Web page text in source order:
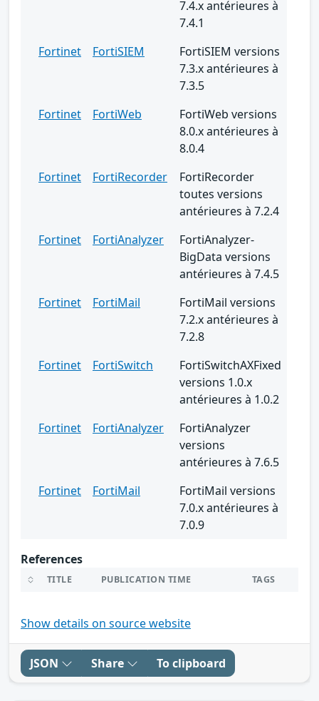
7.4.x antérieures à
7.4.1
Fortinet
FortiSIEM
FortiSIEM versions
7.3.x antérieures à
7.3.5
Fortinet
FortiWeb
FortiWeb versions
8.0.x antérieures à
8.0.4
Fortinet
FortiRecorder
FortiRecorder
toutes versions
antérieures à 7.2.4
Fortinet
FortiAnalyzer
FortiAnalyzer-
BigData versions
antérieures à 7.4.5
Fortinet
FortiMail
FortiMail versions
7.2.x antérieures à
7.2.8
Fortinet
FortiSwitch
FortiSwitchAXFixed
versions 1.0.x
antérieures à 1.0.2
Fortinet
FortiAnalyzer
FortiAnalyzer
versions
antérieures à 7.6.5
Fortinet
FortiMail
FortiMail versions
7.0.x antérieures à
7.0.9
References
TITLE PUBLICATION TIME TAGS
Show details on source website
JSON Share To clipboard